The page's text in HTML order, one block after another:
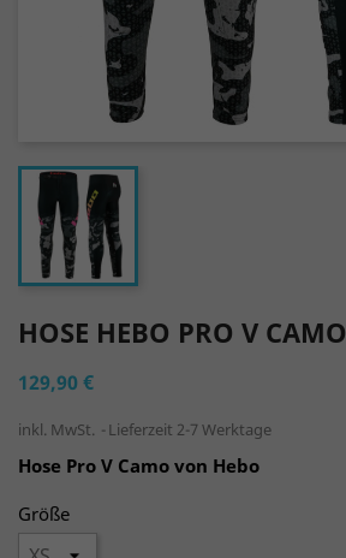
HOSE HEBO PRO V CAMO
129,90 €
inkl. MwSt. Lieferzeit 2-7 Werktage
Hose Pro V Camo von Hebo
Größe